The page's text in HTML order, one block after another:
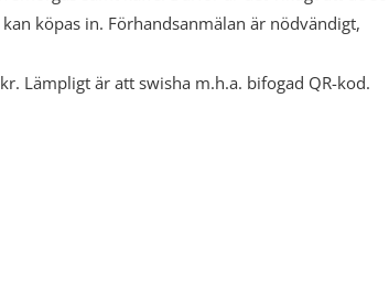
köpas in. Förhandsanmälan är nödvändigt,
Lämpligt är att swisha m.h.a. bifogad QR-kod.